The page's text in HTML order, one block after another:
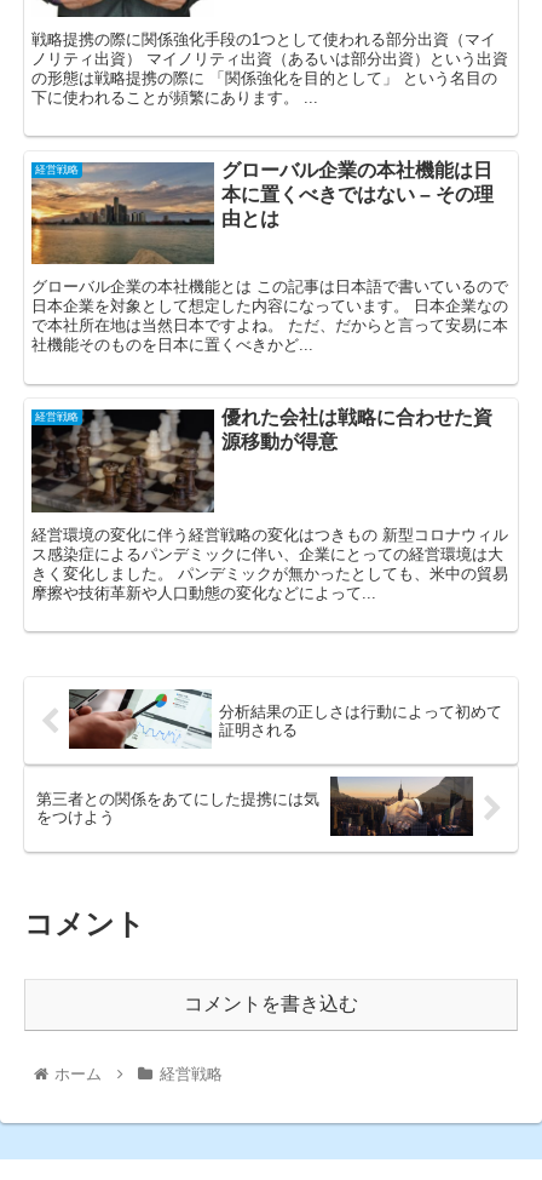
戦略提携の際に関係強化手段の1つとして使われる部分出資（マイ
ノリティ出資） マイノリティ出資（あるいは部分出資）という出資
の形態は戦略提携の際に 「関係強化を目的として」 という名目の
下に使われることが頻繁にあります。 ...
経営戦略
グローバル企業の本社機能は日
本に置くべきではない – その理
由とは
グローバル企業の本社機能とは この記事は日本語で書いているので
日本企業を対象として想定した内容になっています。 日本企業なの
で本社所在地は当然日本ですよね。 ただ、だからと言って安易に本
社機能そのものを日本に置くべきかど...
経営戦略
優れた会社は戦略に合わせた資
源移動が得意
経営環境の変化に伴う経営戦略の変化はつきもの 新型コロナウィル
ス感染症によるパンデミックに伴い、企業にとっての経営環境は大
きく変化しました。 パンデミックが無かったとしても、米中の貿易
摩擦や技術革新や人口動態の変化などによって...
分析結果の正しさは行動によって初めて
証明される
第三者との関係をあてにした提携には気
をつけよう
コメント
コメントを書き込む
ホーム 経営戦略